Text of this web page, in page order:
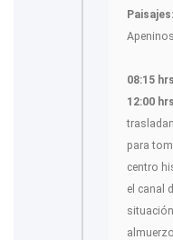
Paisajes:
08:15
12:00
para
centro
el canal